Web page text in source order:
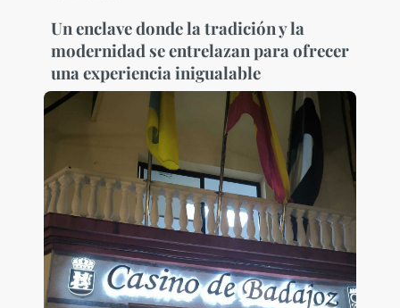
Un enclave donde la tradición y la
modernidad se entrelazan para ofrecer
una experiencia inigualable